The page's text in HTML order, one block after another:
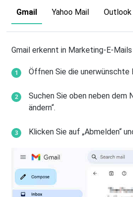
Gmail Yahoo Mail Outlook
Gmail erkennt in Marketing-E-
Öffnen Sie die unerwünschte
Suchen Sie oben neben dem
ändern“.
Klicken Sie auf „Abmelden“